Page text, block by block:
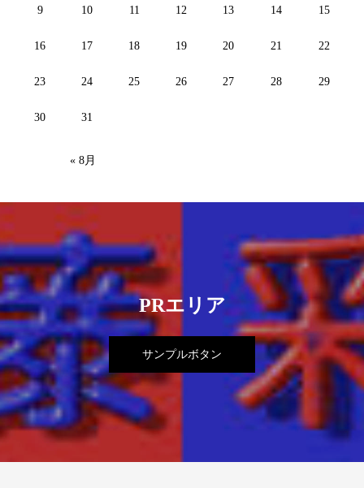
9 10 11 12 13 14 15
16 17 18 19 20 21 22
23 24 25 26 27 28 29
30 31
« 8月
PRエリア
サンプルボタン